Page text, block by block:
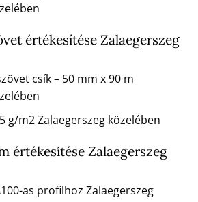
értékesítése Zalaegerszeg
csík – 50 mm x 90 m
g/m2 Zalaegerszeg közelében
értékesítése Zalaegerszeg
as profilhoz Zalaegerszeg